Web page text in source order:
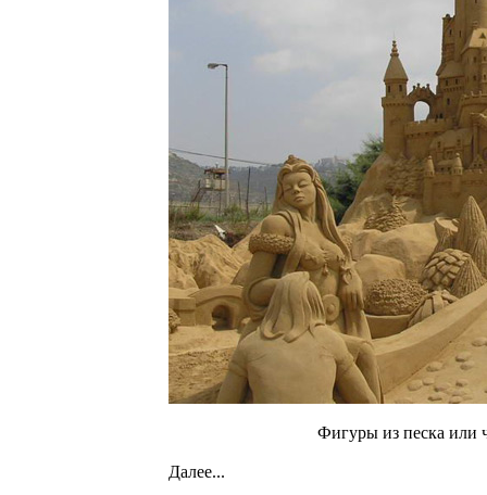
Фигуры из песка или
Далее...